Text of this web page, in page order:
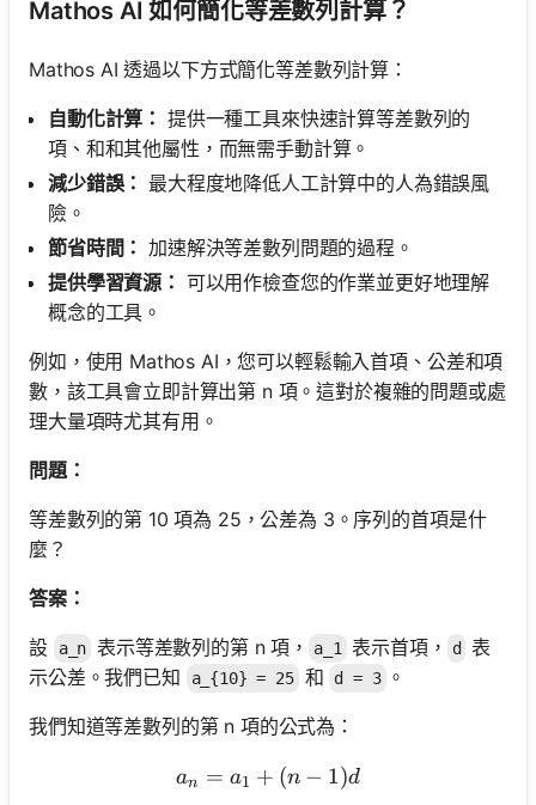
Mathos AI 如何簡化等差數列計算？
Mathos AI 透過以下方式簡化等差數列計算：
自動化計算： 提供一種工具來快速計算等差數列的
項、和和其他屬性，而無需手動計算。
減少錯誤： 最大程度地降低人工計算中的人為錯誤風
險。
節省時間： 加速解決等差數列問題的過程。
提供學習資源： 可以用作檢查您的作業並更好地理解
概念的工具。
例如，使用 Mathos AI，您可以輕鬆輸入首項、公差和項
數，該工具會立即計算出第 n 項。這對於複雜的問題或處
理大量項時尤其有用。
問題：
等差數列的第 10 項為 25，公差為 3。序列的首項是什
麼？
答案：
設 a_n 表示等差數列的第 n 項， a_1 表示首項， d
表
示公差。我們已知
a_{10} = 25 和 d = 3 。
我們知道等差數列的第 n 項的公式為：
a_n = a_1 + (n - 1)d
an = a1 + (n − 1)d